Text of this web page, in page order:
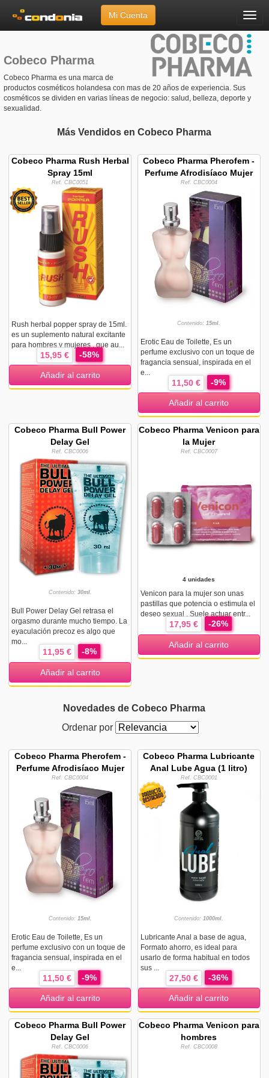
Menú
Mi Cuenta
Cobeco Pharma
Cobeco Pharma
Cobeco Pharma es una marca de
productos cosméticos holandesa con mas de 20 años de experiencia. Sus
cosméticos se dividen en varias líneas de negocio: salud, belleza, deporte y
sexualidad.
Más Vendidos en Cobeco Pharma
Cobeco Pharma Rush Herbal
Spray 15ml
Ref. CBC0051
Rush herbal popper spray de 15ml.
es un suplemento natural excitante
para hombres y mujeres , que au...
15,95 € -58%
Añadir al carrito
Cobeco Pharma Pherofem -
Perfume Afrodisíaco Mujer
Ref. CBC0004
Contenido:15ml.
Erotic Eau de Toilette, Es un
perfume exclusivo con un toque de
fragancia sensual, inspirada en el
e...
11,50 € -9%
Añadir al carrito
Cobeco Pharma Bull Power
Delay Gel
Ref. CBC0006
Contenido: 30ml.
Bull Power Delay Gel retrasa el
orgasmo durante mucho tiempo. La
eyaculación precoz es algo que
mo...
11,95 € -8%
Añadir al carrito
Cobeco Pharma Venicon para
la Mujer
Ref. CBC0007
4 unidades
Venicon para la mujer son unas
pastillas que potencia o estimula el
deseo sexual . Suele actuar entr...
17,95 € -26%
Añadir al carrito
Novedades de Cobeco Pharma
Ordenar por
Cobeco Pharma Pherofem -
Perfume Afrodisíaco Mujer
Ref. CBC0004
Contenido: 15ml.
Erotic Eau de Toilette, Es un
perfume exclusivo con un toque de
fragancia sensual, inspirada en el
e...
11,50 € -9%
Añadir al carrito
Cobeco Pharma Lubricante
Anal Lube Agua (1 litro)
Ref. CBC0001
Contenido: 1000ml.
Lubricante Anal a base de agua,
Formato ahorro, es ideal para
usarlo de forma habitual en todos
sus ...
27,50 € -36%
Añadir al carrito
Cobeco Pharma Bull Power
Delay Gel
Ref. CBC0006
Cobeco Pharma Venicon para
hombres
Ref. CBC0008